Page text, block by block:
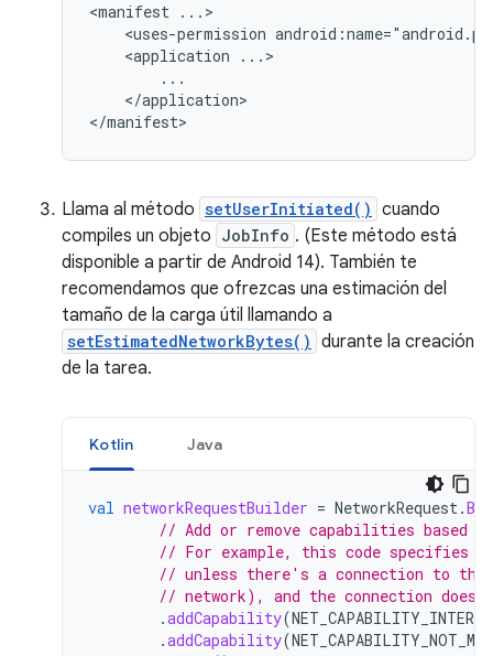
<manifest
<uses-permission
<application
</application>
Llama al método setUserInitiated() cuando
compiles un objeto JobInfo . (Este método está
disponible a partir de Android 14). También te
recomendamos que ofrezcas una estimación del
tamaño de la carga útil llamando a
setEstimatedNetworkBytes() durante la creación
de la tarea.
Kotlin Java
val networkRequestBuilder = NetworkRequest.
// Add or remove capabilities based
// For example, this code specifies
// unless there's a connection to
// network), and the connection
.addCapability(
.addCapability(